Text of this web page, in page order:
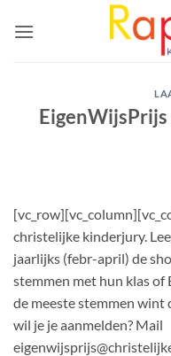
naar
christelijke kinderjury.
jaarlijks (febr-april) de
stemmen met hun klas of
de meeste stemmen wint
wil je je aanmelden? Mail